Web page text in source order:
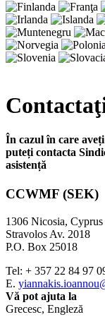
În cazul în care
puteți contacta
asistență
CCWMF (SEK)
1306 Nicosia, Cyprus
Stravolos Av. 2018
P.O. Box 25018
Tel: + 357 22 84 97
E.
Vă pot ajuta la
Grecesc, Engleză